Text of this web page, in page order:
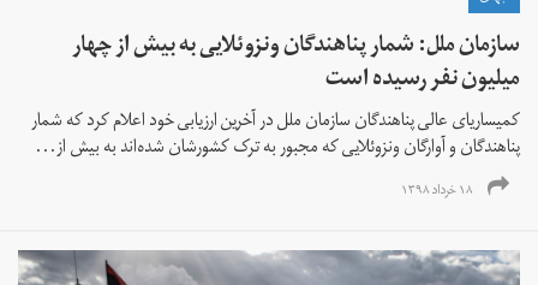
سازمان ملل: شمار پناهندگان ونزوئلایی به بیش از چهار
میلیون نفر رسیده است
کمیساریای عالی پناهندگان سازمان ملل در آخرین ارزیابی خود اعلام کرد که شمار
پناهندگان و آوارگان ونزوئلایی که مجبور به ترک کشورشان شده‌اند به بیش از...
۱۸ خرداد ۱۳۹۸